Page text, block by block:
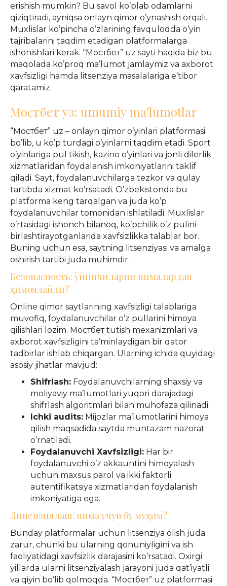
erishish mumkin? Bu savol ko’plab odamlarni
qiziqtiradi, ayniqsa onlayn qimor o’ynashish orqali.
Muxlislar ko’pincha o’zlarining favqulodda o’yin
tajribalarini taqdim etadigan platformalarga
ishonishlari kerak. “Мостбет” uz sayti haqida biz bu
maqolada ko’proq ma’lumot jamlaymiz va axborot
xavfsizligi hamda litsenziya masalalariga e’tibor
qaratamiz.
Мостбет уз: umumiy ma’lumotlar
“Мостбет” uz – onlayn qimor o’yinlari platformasi
bo’lib, u ko’p turdagi o’yinlarni taqdim etadi. Sport
o’yinlariga pul tikish, kazino o’yinlari va jonli dilerlik
xizmatlaridan foydalanish imkoniyatlarini taklif
qiladi. Sayt, foydalanuvchilarga tezkor va qulay
tartibda xizmat ko’rsatadi. O’zbekistonda bu
platforma keng tarqalgan va juda ko’p
foydalanuvchilar tomonidan ishlatiladi. Muxlislar
o’rtasidagi ishonch bilanoq, ko’pchilik o’z pulini
birlashtirayotganlarida xavfsizlikka talablar bor.
Buning uchun esa, saytning litsenziyasi va amalga
oshirish tartibi juda muhimdir.
Безопасность: ўйинчиларни нималардан
ҳимоялайди?
Online qimor saytlarining xavfsizligi talablariga
muvofiq, foydalanuvchilar o’z pullarini himoya
qilishlari lozim. Мостбет tutish mexanizmlari va
axborot xavfsizligini ta’minlaydigan bir qator
tadbirlar ishlab chiqargan. Ularning ichida quyidagi
asosiy jihatlar mavjud:
Shifrlash: Foydalanuvchilarning shaxsiy va
moliyaviy ma’lumotlari yuqori darajadagi
shifrlash algoritmlari bilan muhofaza qilinadi.
Ichki audits: Mijozlar ma’lumotlarini himoya
qilish maqsadida saytda muntazam nazorat
o’rnatiladi.
Foydalanuvchi Xavfsizligi: Har bir
foydalanuvchi o’z akkauntini himoyalash
uchun maxsus parol va ikki faktorli
autentifikatsiya xizmatlaridan foydalanish
imkoniyatiga ega.
Лицензиялаш: нима учун бу муҳим?
Bunday platformalar uchun litsenziya olish juda
zarur, chunki bu ularning qonuniyligini va ish
faoliyatidagi xavfsizlik darajasini ko’rsatadi. Oxirgi
yillarda ularni litsenziyalash jarayoni juda qat’iyatli
va qiyin bo’lib qolmoqda. “Мостбет” uz platformasi